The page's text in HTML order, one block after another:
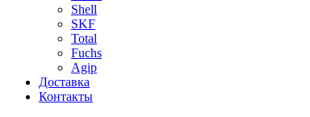
Shell
SKF
Total
Fuchs
Agip
Доставка
Контакты